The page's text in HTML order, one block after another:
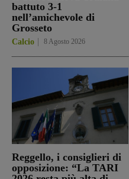
battuto 3-1
nell’amichevole di
Grosseto
Calcio 8 Agosto 2026
Reggello, i consiglieri di
opposizione: “La TARI